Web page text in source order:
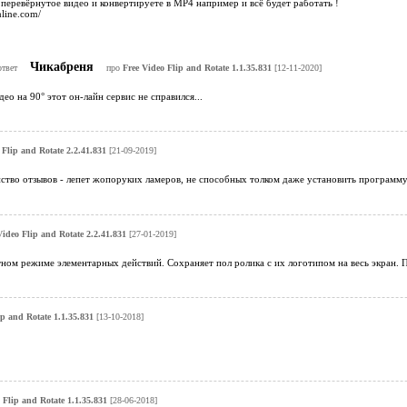
видео и конвертируете в МР4 например и всё будет работать !
Чикабреня про Free Video Flip and Rotate 1.1.35.831 [12-11-2020]
на 90° этот он-лайн сервис не справился...
and Rotate 2.2.41.831 [21-09-2019]
отзывов - лепет жопоруких ламеров, не способных толком даже установить
Flip and Rotate 2.2.41.831 [27-01-2019]
режиме элементарных действий. Сохраняет пол ролика с их логотипом на весь экран.
and Rotate 1.1.35.831 [13-10-2018]
Flip and Rotate 1.1.35.831 [28-06-2018]